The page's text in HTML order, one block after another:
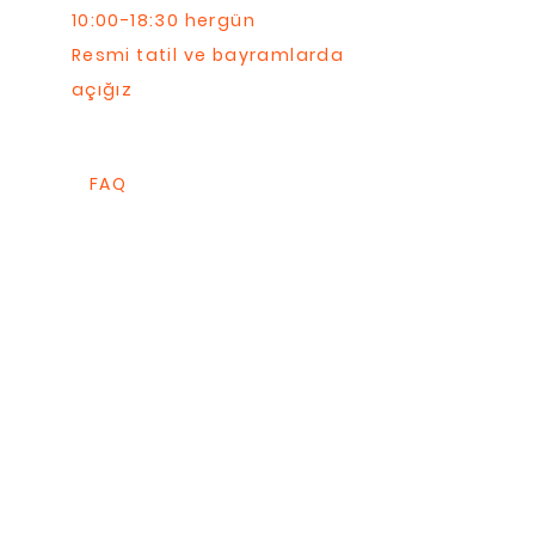
10:00-18:30 hergün
Resmi tatil ve bayramlarda
açığız
FAQ